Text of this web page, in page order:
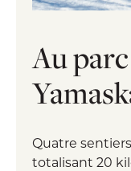
Au
Quatre
totalisant 20